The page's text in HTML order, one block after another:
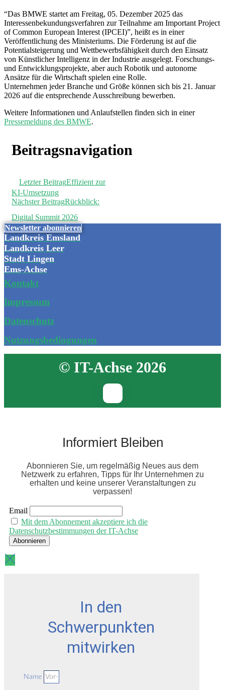
“Das BMWE startet am Freitag, 05. Dezember 2025 das
Interessenbekundungsverfahren zur Teilnahme am Important Project
of Common European Interest (IPCEI)”, heißt es in einer
Veröffentlichung des Ministeriums. Die Förderung ist auf die
Potentialsteigerung und Wettbewerbsfähigkeit durch den Einsatz
von Künstlicher Intelligenz in der Industrie ausgelegt. Forschungs-
und Entwicklungsprojekte, aber auch Robotik und autonome
Ansätze für die Wirtschaft spielen eine Rolle.
Unternehmen jeder Branche und Größe können sich bis 21. Januar
2026 auf die entsprechende Ausschreibung bewerben.
Weitere Informationen und Anlaufstellen finden sich in einer
Pressemeldung des BMWE.
Beitragsnavigation
Letzter BeitragEffizient zur
KI-Umsetzung
Nächster BeitragRückblick:
Digital Summit 2026
Newsletter abonnieren
Landkreis Emsland
Landkreis Leer
Stadt Lingen
Ems-Achse
Kontakt
Impressum
Datenschutz
Nutzungsbedingungen
© IT-Achse 2026
Informiert Bleiben
Abonnieren Sie, um regelmäßig Neues aus dem
Netzwerk zu erfahren, Tipps für Ihr Unternehmen zu
erhalten und keine unserer Veranstaltungen zu
verpassen!
Email
Mit dem Abonnement akzeptiere ich die
Datenschutzbestimmungen der IT-Achse
In den
Schwerpunkten
mitwirken
Name